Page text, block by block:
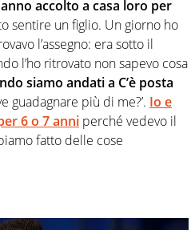
accolto a casa loro per
sentire un figlio. Un giorno ho
l’assegno: era sotto il
l’ho ritrovato non sapevo cosa
siamo andati a C’è posta
guadagnare più di me?’. Io e
6 o 7 anni perché vedevo il
fatto delle cose